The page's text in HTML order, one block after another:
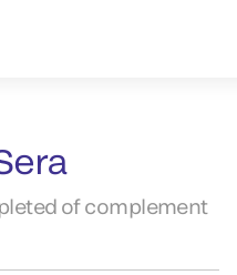
of complement